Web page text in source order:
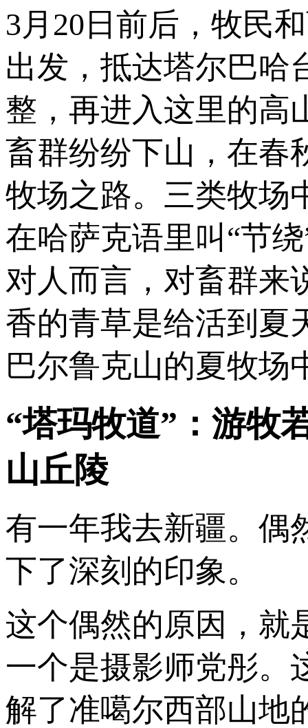
3月20日前后，牧民
出发，抵达塔尔巴哈
整，再进入这里的高
畜群纷纷下山，在春
牧场之路。三类牧场
在哈萨克语里叫“节
对人而言，对畜群来
香的青草是给活到夏
巴尔鲁克山的夏牧场
“塔玛牧道”：游牧
山丘陵
有一年我去新疆。偶
下了深刻的印象。
这个偶然的原因，就
一个是摄影师党彤。
解了准噶尔西部山地